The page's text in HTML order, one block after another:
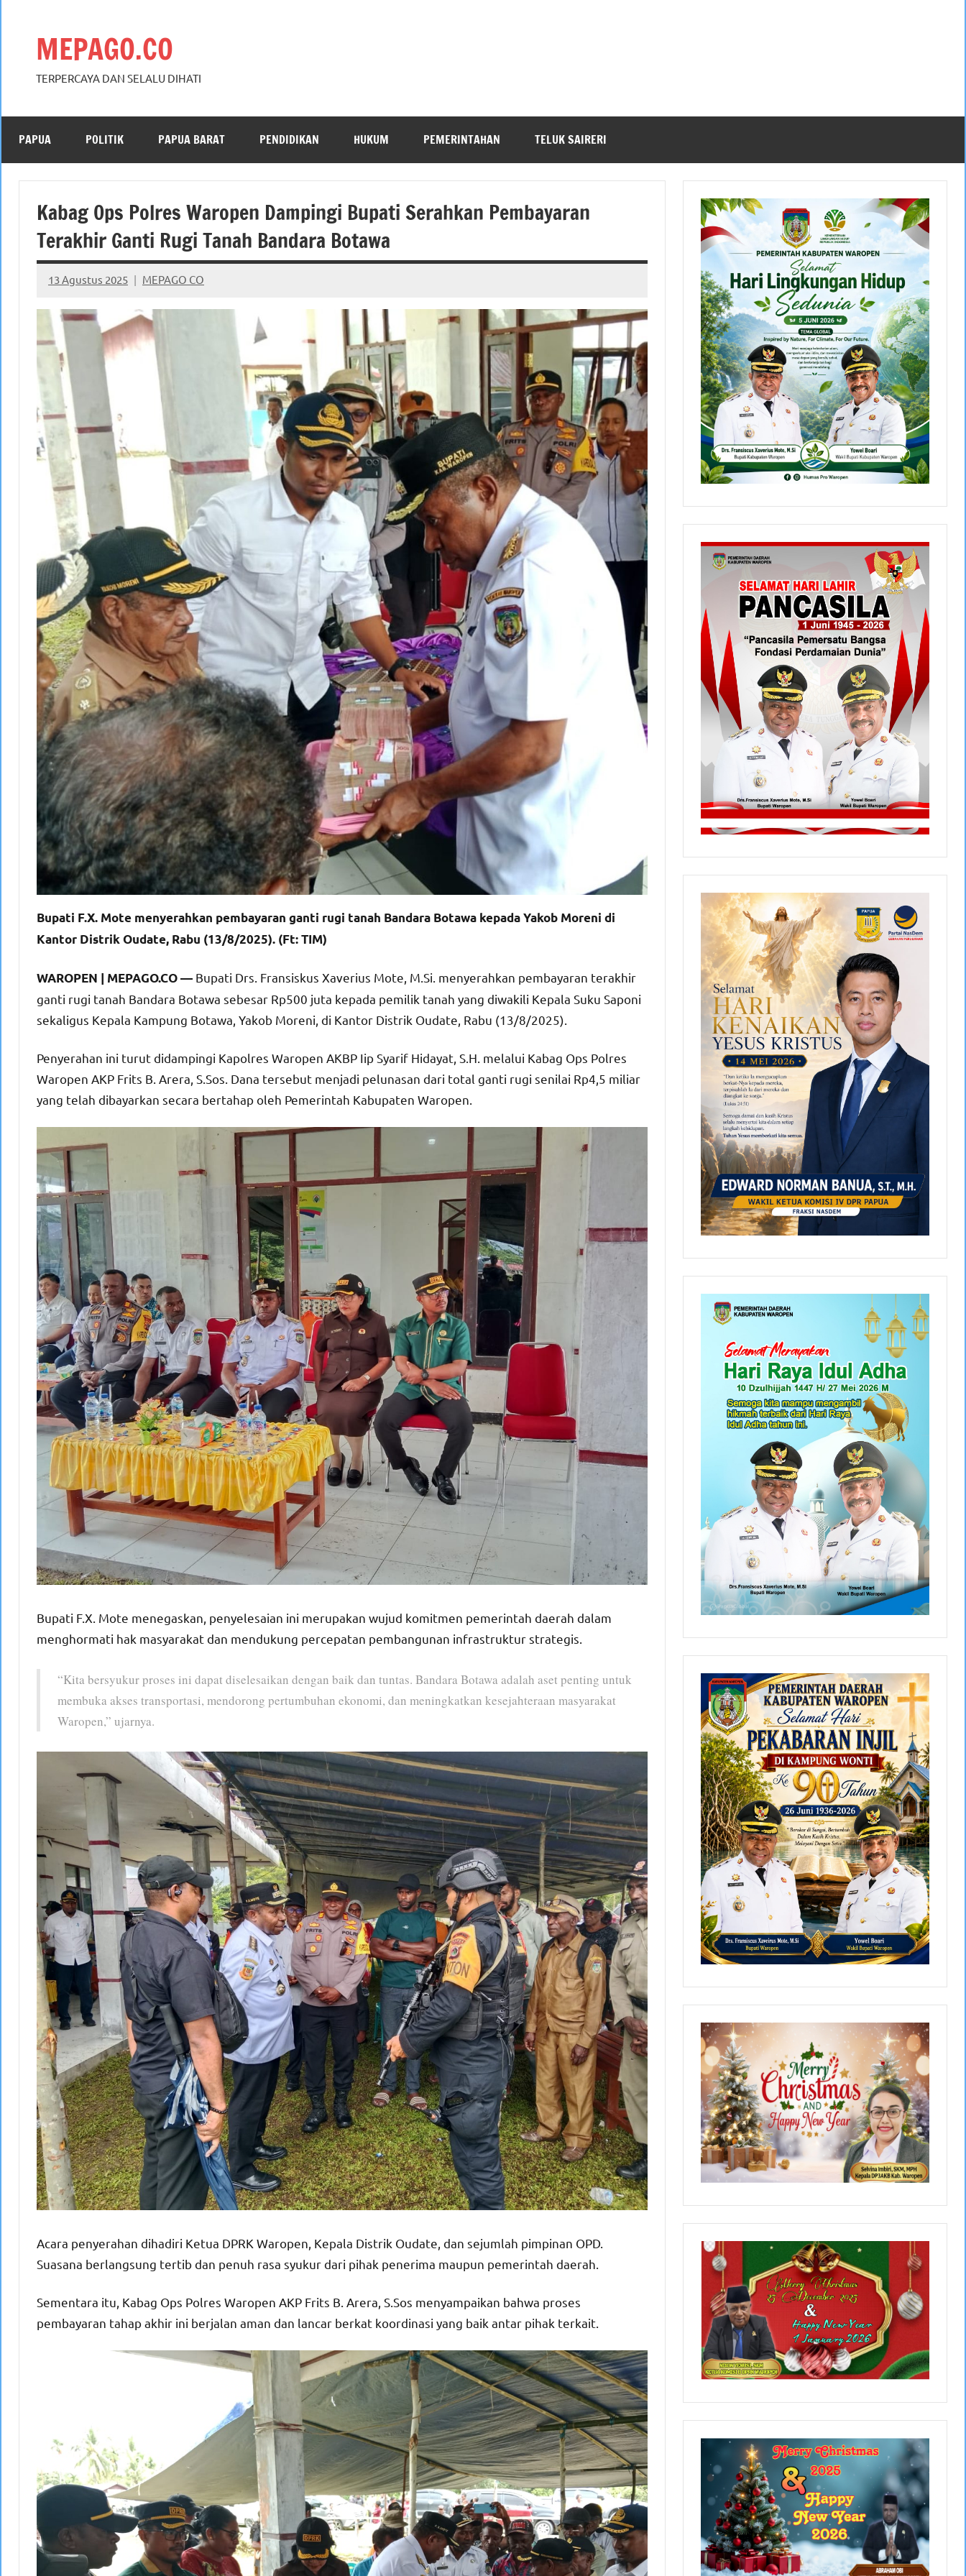
MEPAGO.CO
TERPERCAYA DAN SELALU DIHATI
PAPUA POLITIK PAPUA BARAT PENDIDIKAN HUKUM PEMERINTAHAN TELUK SAIRERI
Kabag Ops Polres Waropen Dampingi Bupati Serahkan Pembayaran
Terakhir Ganti Rugi Tanah Bandara Botawa
13 Agustus 2025 MEPAGO CO
No
comments
Bupati F.X. Mote menyerahkan pembayaran ganti rugi tanah Bandara Botawa kepada Yakob Moreni di
Kantor Distrik Oudate, Rabu (13/8/2025). (Ft: TIM)
WAROPEN | MEPAGO.CO — Bupati Drs. Fransiskus Xaverius Mote, M.Si. menyerahkan pembayaran terakhir
ganti rugi tanah Bandara Botawa sebesar Rp500 juta kepada pemilik tanah yang diwakili Kepala Suku Saponi
sekaligus Kepala Kampung Botawa, Yakob Moreni, di Kantor Distrik Oudate, Rabu (13/8/2025).
Penyerahan ini turut didampingi Kapolres Waropen AKBP Iip Syarif Hidayat, S.H. melalui Kabag Ops Polres
Waropen AKP Frits B. Arera, S.Sos. Dana tersebut menjadi pelunasan dari total ganti rugi senilai Rp4,5 miliar
yang telah dibayarkan secara bertahap oleh Pemerintah Kabupaten Waropen.
Bupati F.X. Mote menegaskan, penyelesaian ini merupakan wujud komitmen pemerintah daerah dalam
menghormati hak masyarakat dan mendukung percepatan pembangunan infrastruktur strategis.
“Kita bersyukur proses ini dapat diselesaikan dengan baik dan tuntas. Bandara Botawa adalah aset penting untuk
membuka akses transportasi, mendorong pertumbuhan ekonomi, dan meningkatkan kesejahteraan masyarakat
Waropen,” ujarnya.
Acara penyerahan dihadiri Ketua DPRK Waropen, Kepala Distrik Oudate, dan sejumlah pimpinan OPD.
Suasana berlangsung tertib dan penuh rasa syukur dari pihak penerima maupun pemerintah daerah.
Sementara itu, Kabag Ops Polres Waropen AKP Frits B. Arera, S.Sos menyampaikan bahwa proses
pembayaran tahap akhir ini berjalan aman dan lancar berkat koordinasi yang baik antar pihak terkait.